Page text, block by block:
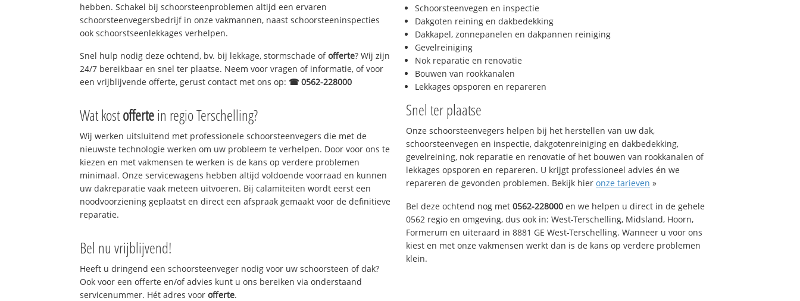
hebben. Schakel bij schoorsteenproblemen altijd een ervaren
schoorsteenvegersbedrijf in onze vakmannen, naast schoorsteeninspecties
ook schoorstseenlekkages verhelpen.
Snel hulp nodig deze ochtend, bv. bij lekkage, stormschade ofofferte? Wij zijn
24/7 bereikbaar en snel ter plaatse. Neem voor vragen of informatie, of voor
een vrijblijvende offerte, gerust contact met ons op: ☎ 0562-228000
Wat kostoffertein regio Terschelling?
Wij werken uitsluitend met professionele schoorsteenvegers die met de
nieuwste technologie werken om uw probleem te verhelpen. Door voor ons te
kiezen en met vakmensen te werken is de kans op verdere problemen
minimaal. Onze servicewagens hebben altijd voldoende voorraad en kunnen
uw dakreparatie vaak meteen uitvoeren. Bij calamiteiten wordt eerst een
noodvoorziening geplaatst en direct een afspraak gemaakt voor de definitieve
reparatie.
Bel nu vrijblijvend!
Heeft u dringend een schoorsteenveger nodig voor uw schoorsteen of dak?
Ook voor een offerte en/of advies kunt u ons bereiken via onderstaand
servicenummer. Hét adres voorofferte.
Schoorsteenvegen en inspectie
Dakgoten reining en dakbedekking
Dakkapel, zonnepanelen en dakpannen reiniging
Gevelreiniging
Nok reparatie en renovatie
Bouwen van rookkanalen
Lekkages opsporen en repareren
Snel ter plaatse
Onze schoorsteenvegers helpen bij het herstellen van uw dak,
schoorsteenvegen en inspectie, dakgotenreiniging en dakbedekking,
gevelreining, nok reparatie en renovatie of het bouwen van rookkanalen of
lekkages opsporen en repareren. U krijgt professioneel advies én we
repareren de gevonden problemen. Bekijk hier onze tarieven »
Bel deze ochtend nog met 0562-228000 en we helpen u direct in de gehele
0562 regio en omgeving, dus ook in: West-Terschelling, Midsland, Hoorn,
Formerum en uiteraard in 8881 GE West-Terschelling. Wanneer u voor ons
kiest en met onze vakmensen werkt dan is de kans op verdere problemen
klein.